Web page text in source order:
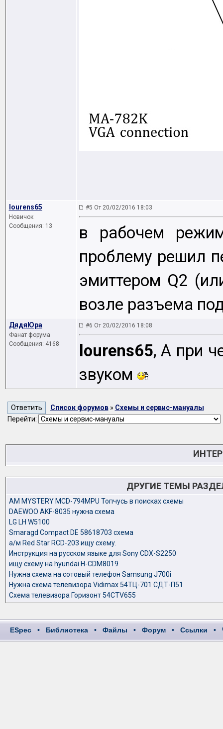
lourens65
Новичок
Сообщения: 13
#5 От 20/02/2016 18:03
в рабочем
проблему решил
эмиттером Q2
возле разъема
ДядяЮра
Фанат форума
Сообщения: 4168
#6 От 20/02/2016 18:08
lourens65, А при
звуком
Список форумов» Схемы и сервис-мануалы
Перейти:
ДРУГИЕ ТЕМЫ
AM MYSTERY MCD-794MPU Топчусь в поисках схемы
DAEWOO AKF-8035 нужна схема
LG LH W5100
Smaragd Compact DE 58618703 схема
а/м Red Star RCD-203 ищу схему.
Инструкция на русском языке для Sony CDX-S2250
ищу схему на hyundai H-CDM8019
Нужна схема на сотовый телефон Samsung J700i
Нужна схема телевизора Vidimax 54ТЦ-701 СДТ-П51
Схема телевизора Горизонт 54CTV655
ESpec • Библиотека • Файлы • Форум • Ссылки •